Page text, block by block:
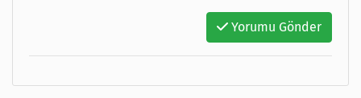
Yorumu Gönder